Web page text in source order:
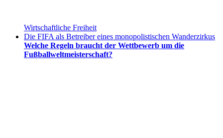
Wirtschaftliche Freiheit
Die FIFA als Betreiber eines monopolistischen Wanderzirkus
Welche Regeln braucht der Wettbewerb um die
Fußballweltmeisterschaft?